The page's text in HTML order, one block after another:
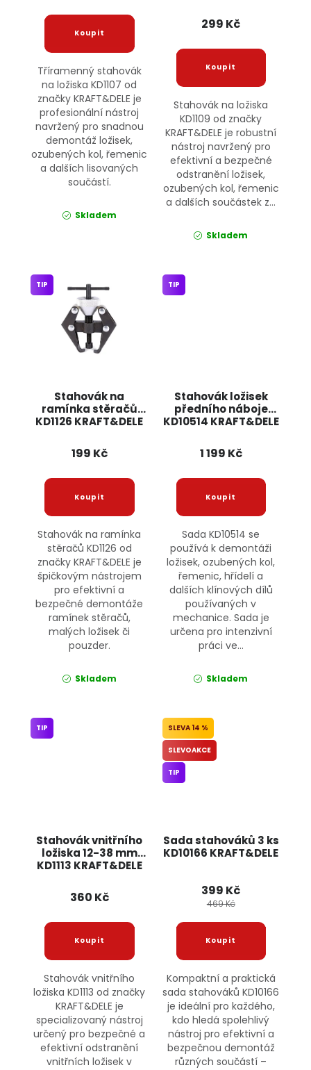
Tříramenný stahovák
na ložiska KD1107 od
značky KRAFT&DELE je
profesionální nástroj
navržený pro snadnou
demontáž ložisek,
ozubených kol, řemenic
a dalších lisovaných
součástí.
Skladem
299 Kč
Stahovák na ložiska
KD1109 od značky
KRAFT&DELE je robustní
nástroj navržený pro
efektivní a bezpečné
odstranění ložisek,
ozubených kol, řemenic
a dalších součástek z...
Skladem
Stahovák na
ramínka stěračů
KD1126 KRAFT&DELE
TIP
199 Kč
Stahovák na ramínka
stěračů KD1126 od
značky KRAFT&DELE je
špičkovým nástrojem
pro efektivní a
bezpečné demontáže
ramínek stěračů,
malých ložisek či
pouzder.
Skladem
Stahovák ložisek
předního náboje
KD10514 KRAFT&DELE
TIP
1 199 Kč
Sada KD10514 se
používá k demontáži
ložisek, ozubených kol,
řemenic, hřídelí a
dalších klínových dílů
používaných v
mechanice. Sada je
určena pro intenzivní
práci ve...
Skladem
Stahovák vnitřního
ložiska 12-38 mm
KD1113 KRAFT&DELE
TIP
360 Kč
Stahovák vnitřního
ložiska KD1113 od značky
KRAFT&DELE je
specializovaný nástroj
určený pro bezpečné a
efektivní odstranění
vnitřních ložisek v
Sada stahováků 3 ks
KD10166 KRAFT&DELE
14 %
SLEVOAKCE
TIP
399 Kč
469 Kč
Kompaktní a praktická
sada stahováků KD10166
je ideální pro každého,
kdo hledá spolehlivý
nástroj pro efektivní a
bezpečnou demontáž
různých součástí –